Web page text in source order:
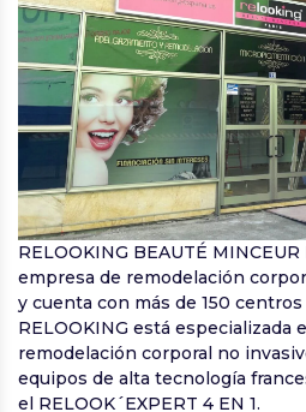
RELOOKING BEAUTÉ
empresa de remodelación
y cuenta con más de 150
RELOOKING está especializada
remodelación corporal no
equipos de alta tecnología
el RELOOK´EXPERT 4 EN 1.